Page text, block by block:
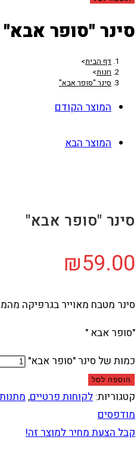
סינר "סופר אבא"
דף הבית>
חנות>
סינר "סופר אבא"
המוצר הקודם
המוצר הבא
סינר "סופר אבא"
₪59.00
סינר מטבח מאוייר בגרפיקה
"סופר אבא "
כמות של סינר "סופר אבא"
הוספה לסל
קטגוריות: לקוחות פרטיים,
מודפסים
קבל הצעת מחיר למוצר זה!